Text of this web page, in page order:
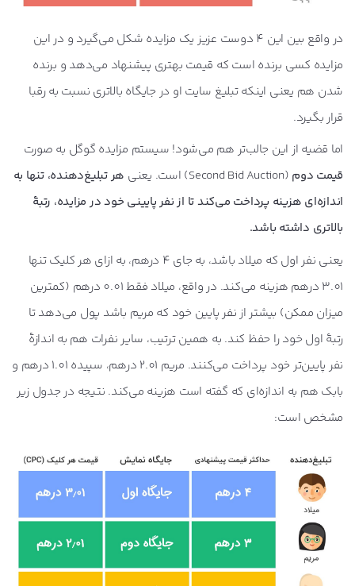
در واقع بین این 4 دوست عزیز یک مزایده شکل می‌گیرد و در این
مزایده کسی برنده است که قیمت بهتری پیشنهاد می‌دهد و برنده
شدن هم یعنی اینکه تبلیغ سایت او در جایگاه بالاتری نسبت به رقبا
قرار بگیرد.
اما قضیه از این جالب‌تر هم می‌شود! سیستم مزایده گوگل به صورت
قیمت دوم (Second Bid Auction) است. یعنی
هر تبلیغ‌دهنده، تنها به
اندازه‌ای هزینه پرداخت می‌کند تا از نفر پایینی خود در مزایده، رتبۀ
بالاتری داشته باشد.
یعنی نفر اول که میلاد باشد، به جای 4 درهم، به ازای هر کلیک تنها
3.01 درهم هزینه می‌کند. در واقع، میلاد فقط 0.01 درهم (کمترین
میزان ممکن) بیشتر از نفر پایین خود که مریم باشد پول می‌دهد تا
رتبۀ اول خود را حفظ کند. به همین ترتیب، سایر نفرات هم به اندازۀ
نفر پایین‌تر خود پرداخت می‌کنند. مریم 2.01 درهم، سپیده 1.01 درهم و
بابک هم به اندازه‌ای که گفته است هزینه می‌کند. نتیجه در جدول زیر
مشخص است: